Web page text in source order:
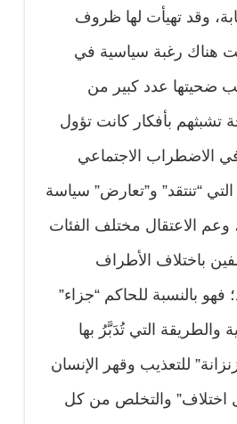
وقد تهيأت لها ظروف
هناك رغبة سياسية في
ضحيتها عدد كبير من
تشبثهم بأفكار كانت تؤول
في الاضطراب الاجتماعي
“تنتقد” و”تعارض” سياسة
الاعتقال مختلف الفئات
باختلاف الأطراف
بالنسبة للحاكم “جزاء”
والطريقة التي تُدَبَّرُ بها
للتعذيب وقهر الإنسان
اختلاف” والتخلص من كل